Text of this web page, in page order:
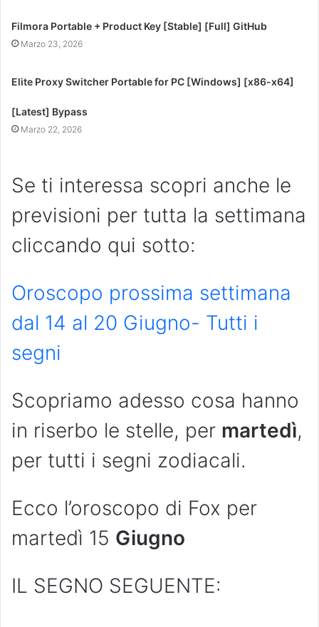
Filmora Portable + Product Key [Stable] [Full] GitHub
Marzo 23, 2026
Elite Proxy Switcher Portable for PC [Windows] [x86-x64]
[Latest] Bypass
Marzo 22, 2026
Se ti interessa scopri anche le
previsioni per tutta la settimana
cliccando qui sotto:
Oroscopo prossima settimana
dal 14 al 20 Giugno- Tutti i
segni
Scopriamo adesso cosa hanno
in riserbo le stelle, per martedì,
per tutti i segni zodiacali.
Ecco l’oroscopo di Fox per
martedì 15 Giugno
IL SEGNO SEGUENTE: